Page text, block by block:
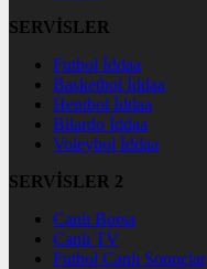
SERVİSLER
Futbol İddaa
Basketbol İddaa
Hentbol İddaa
Bilardo İddaa
Voleybol İddaa
SERVİSLER 2
Canlı Borsa
Canlı TV
Futbol Canlı Sonuçlar